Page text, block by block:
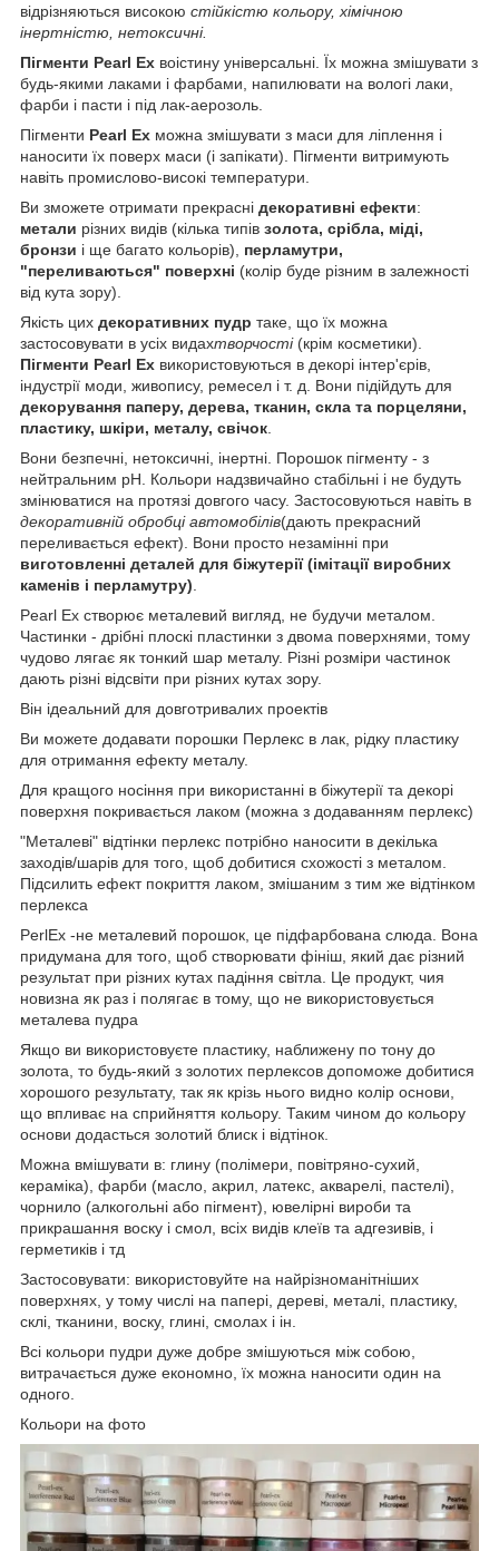
відрізняються високою стійкістю кольору, хімічною
інертністю, нетоксичні.
Пігменти Pearl Ex воістину універсальні. Їх можна змішувати з
будь-якими лаками і фарбами, напилювати на вологі лаки,
фарби і пасти і під лак-аерозоль.
Пігменти Pearl Ex можна змішувати з маси для ліплення і
наносити їх поверх маси (і запікати). Пігменти витримують
навіть промислово-високі температури.
Ви зможете отримати прекрасні декоративні ефекти:
метали різних видів (кілька типів золота, срібла, міді,
бронзи і ще багато кольорів), перламутри,
"переливаються" поверхні (колір буде різним в залежності
від кута зору).
Якість цих декоративних пудр таке, що їх можна
застосовувати в усіх видахтворчості(крім косметики).
Пігменти Pearl Ex використовуються в декорі інтер'єрів,
індустрії моди, живопису, ремесел і т. д. Вони підійдуть для
декорування паперу, дерева, тканин, скла та порцеляни,
пластику, шкіри, металу, свічок
Вони безпечні, нетоксичні, інертні. Порошок пігменту - з
нейтральним рН. Кольори надзвичайно стабільні і не будуть
змінюватися на протязі довгого часу. Застосовуються навіть в
декоративній обробці автомобілів(дають прекрасний
переливається ефект). Вони просто незамінні при
виготовленні деталей для біжутерії (імітації виробних
каменів і перламутру)
Pearl Ex створює металевий вигляд, не будучи металом.
Частинки - дрібні плоскі пластинки з двома поверхнями, тому
чудово лягає як тонкий шар металу. Різні розміри частинок
дають різні відсвіти при різних кутах зору.
Він ідеальний для довготривалих проектів
Ви можете додавати порошки Перлекс в лак, рідку пластику
для отримання ефекту металу.
Для кращого носіння при використанні в біжутерії та декорі
поверхня покривається лаком (можна з додаванням перлекс)
"Металеві" відтінки перлекс потрібно наносити в декілька
заходів/шарів для того, щоб добитися схожості з металом.
Підсилить ефект покриття лаком, змішаним з тим же відтінком
перлекса
PerlEx -не металевий порошок, це підфарбована слюда. Вона
придумана для того, щоб створювати фініш, який дає різний
результат при різних кутах падіння світла. Це продукт, чия
новизна як раз і полягає в тому, що не використовується
металева пудра
Якщо ви використовуєте пластику, наближену по тону до
золота, то будь-який з золотих перлексов допоможе добитися
хорошого результату, так як крізь нього видно колір основи,
що впливає на сприйняття кольору. Таким чином до кольору
основи додасться золотий блиск і відтінок.
Можна вмішувати в: глину (полімери, повітряно-сухий,
кераміка), фарби (масло, акрил, латекс, акварелі, пастелі),
чорнило (алкогольні або пігмент), ювелірні вироби та
прикрашання воску і смол, всіх видів клеїв та адгезивів, і
герметиків і тд
Застосовувати: використовуйте на найрізноманітніших
поверхнях, у тому числі на папері, дереві, металі, пластику,
склі, тканини, воску, глині, смолах і ін.
Всі кольори пудри дуже добре змішуються між собою,
витрачається дуже економно, їх можна наносити один на
одного.
Кольори на фото